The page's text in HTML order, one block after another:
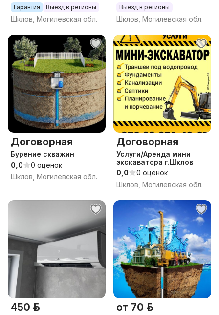
Гарантия Выезд в регионы
Шклов, Могилевская обл.
Выезд в регионы
Шклов, Могилевская обл.
Договорная
Бурение скважин
0,0
0 оценок
Шклов, Могилевская обл.
Договорная
Услуги/Аренда мини
экскаватора г.Шклов
0,0
0 оценок
Шклов, Могилевская обл.
450 р. от 70 р.